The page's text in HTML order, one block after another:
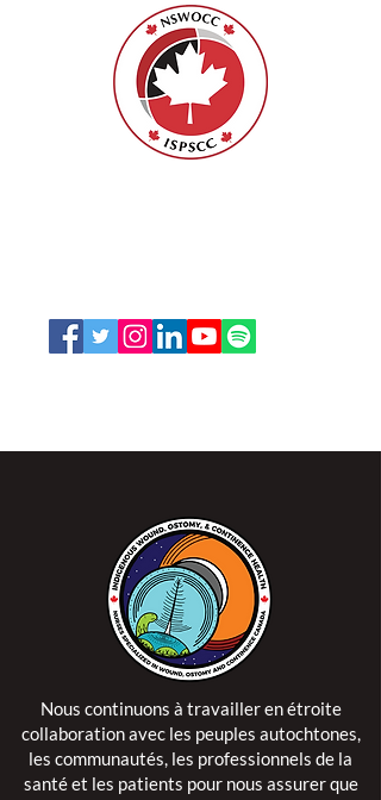
Nous continuons à travailler en étroite
collaboration avec les peuples autochtones,
les communautés, les professionnels de la
santé et les patients pour nous assurer que